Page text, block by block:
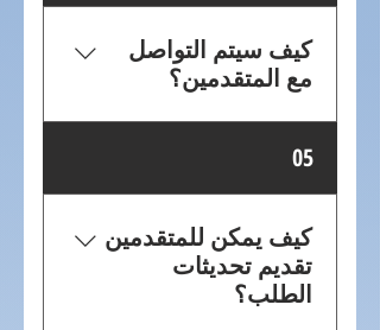
المهتمين تقديم طلباتهم عبر
الإنترنت للاستفسارات العامة
اتصل بنابالنسبة لأولئك الذين لا
يستطيعون الوصول المباشر إلى
جهاز كمبيوتر أو بريد إلكتروني،
كيف سيتم التواصل
مع المتقدمين؟
ستتلقى الأسر المؤهلة التي
حصلت على أعلى أرقام
اليانصيب إشعارًا عبر البريد
الإلكتروني وسيكون لديها
05
كيف يمكن للمتقدمين
تقديم تحديثات
الطلب؟